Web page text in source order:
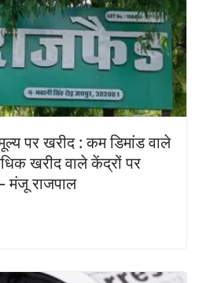
पर खरीद : कम डिमांड वाले
खरीद वाले केंद्रों पर
मंजू राजपाल